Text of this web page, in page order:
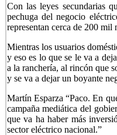
Con las leyes secundarias
pechuga del negocio
representan cerca de 200 mil
Mientras los usuarios
y eso es lo que se le va a
a la ranchería, al rincón que
y se va a dejar un boyante
Martín Esparza “Paco. En
campaña mediática del
que va ha haber más
sector eléctrico nacional.”